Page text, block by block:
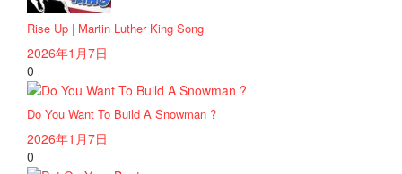
Rise Up | Martin Luther King Song
2026年1月7日
0
Do You Want To Build A Snowman ?
2026年1月7日
0